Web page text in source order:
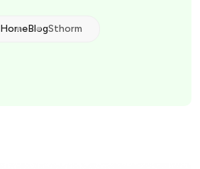
HomeBlogSthorm